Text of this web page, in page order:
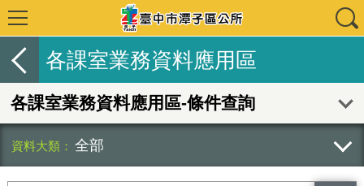
各課室業務資料應用區
各課室業務資料應用區-條件查詢
全部